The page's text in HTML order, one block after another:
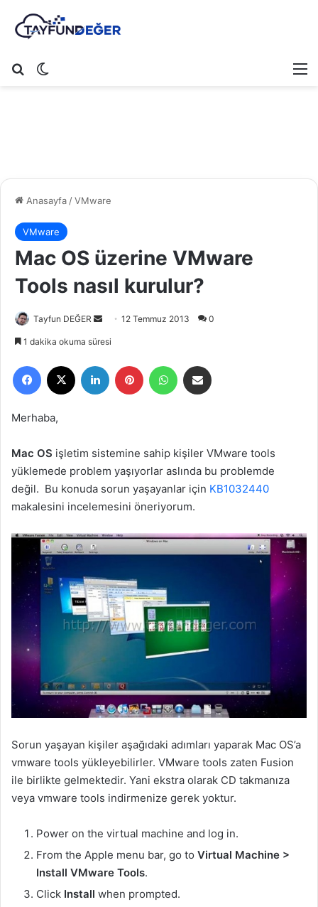
Arama yap ...
Anasayfa/VMware
VMware
Mac OS üzerine VMware
Tools nasıl kurulur?
Tayfun DEĞER
e
-
t
a
g
ö
d
e
r
m
e
k
12 Temmuz 2013 0
1 dakika okuma süresi
Merhaba,
Mac OS işletim sistemine sahip kişiler VMware tools
yüklemede problem yaşıyorlar aslında bu problemde
değil. Bu konuda sorun yaşayanlar için KB1032440
makalesini incelemesini öneriyorum.
Sorun yaşayan kişiler aşağıdaki adımları yaparak Mac OS’a
vmware tools yükleyebilirler. VMware tools zaten Fusion
ile birlikte gelmektedir. Yani ekstra olarak CD takmanıza
veya vmware tools indirmenize gerek yoktur.
Power on the virtual machine and log in.
From the Apple menu bar, go to Virtual Machine >
Install VMware Tools.
Click Install when prompted.